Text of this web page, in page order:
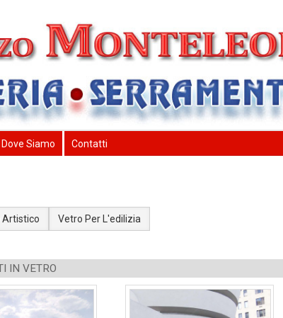
Dove Siamo Contatti
Artistico Vetro Per L'edilizia
IN VETRO